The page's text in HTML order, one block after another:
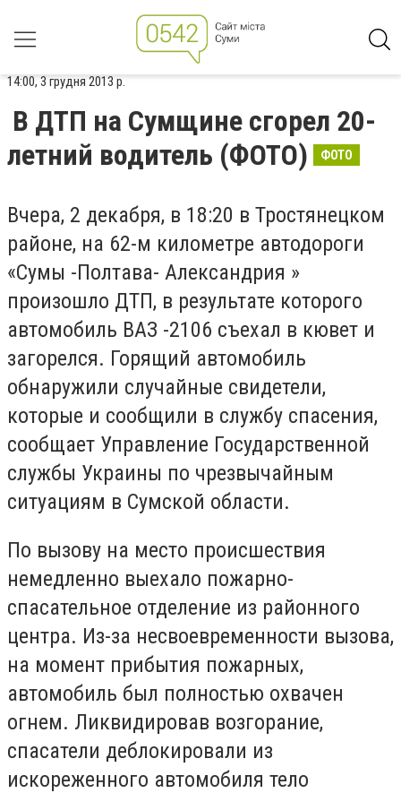
14:00, 3 грудня 2013 р.
В ДТП на Сумщине сгорел 20-
летний водитель (ФОТО)
ФОТО
Вчера, 2 декабря, в 18:20 в Тростянецком
районе, на 62-м километре автодороги
«Сумы -Полтава- Александрия »
произошло ДТП, в результате которого
автомобиль ВАЗ -2106 съехал в кювет и
загорелся. Горящий автомобиль
обнаружили случайные свидетели,
которые и сообщили в службу спасения,
сообщает Управление Государственной
службы Украины по чрезвычайным
ситуациям в Сумской области.
По вызову на место происшествия
немедленно выехало пожарно-
спасательное отделение из районного
центра. Из-за несвоевременности вызова,
на момент прибытия пожарных,
автомобиль был полностью охвачен
огнем. Ликвидировав возгорание,
спасатели деблокировали из
искореженного автомобиля тело